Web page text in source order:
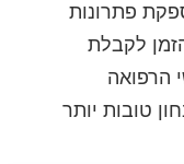
פתרונות
לקבלת
הרפואה
טובות יותר